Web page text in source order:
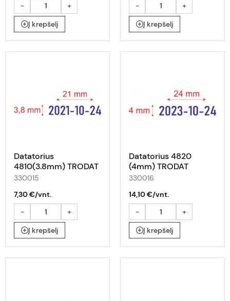
-
+
Į krepšelį
-
+
Į krepšelį
Datatorius
4810(3.8mm) TRODAT
ISO
330015
7,30 €/vnt.
-
+
Į krepšelį
Datatorius 4820
(4mm) TRODAT
330016
14,10 €/vnt.
-
+
Į krepšelį